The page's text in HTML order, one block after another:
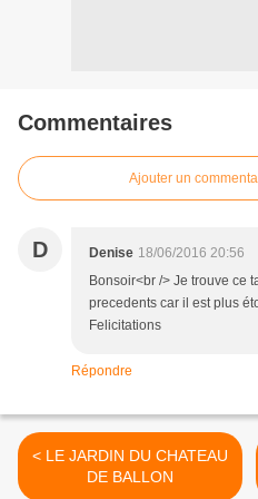
Commentaires
Ajouter un
D Denise 18/06/2016 20:56
Bonsoir<br /> Je trouve ce
precedents car il est plus
Felicitations
Répondre
< LE JARDIN DU CHATEAU
DE BALLON